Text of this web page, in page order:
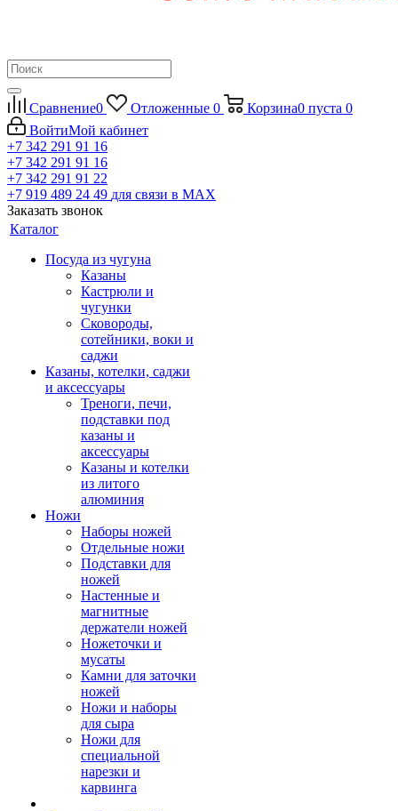
Сравнение0 Отложенные 0 Корзина0 пуста 0
ВойтиМой кабинет
+7 342 291 91 16
+7 342 291 91 16
+7 342 291 91 22
+7 919 489 24 49 для связи в МАХ
Заказать звонок
Каталог
Посуда из чугуна
Казаны
Кастрюли и
чугунки
Сковороды,
сотейники, воки и
саджи
Казаны, котелки, саджи
и аксессуары
Треноги, печи,
подставки под
казаны и
аксессуары
Казаны и котелки
из литого
алюминия
Ножи
Наборы ножей
Отдельные ножи
Подставки для
ножей
Настенные и
магнитные
держатели ножей
Ножеточки и
мусаты
Камни для заточки
ножей
Ножи и наборы
для сыра
Ножи для
специальной
нарезки и
карвинга